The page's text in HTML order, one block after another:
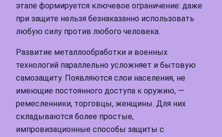
этапе формируется ключевое ограничение: даже
при защите нельзя безнаказанно использовать
любую силу против любого человека.
Развитие металлообработки и военных
технологий параллельно усложняет и бытовую
самозащиту. Появляются слои населения, не
имеющие постоянного доступа к оружию, —
ремесленники, торговцы, женщины. Для них
складываются более простые,
импровизационные способы защиты с